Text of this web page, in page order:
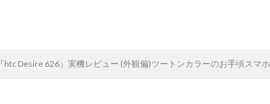
『htc Desire 626』実機レビュー (外観偏)ツートンカラーのお手頃スマホ